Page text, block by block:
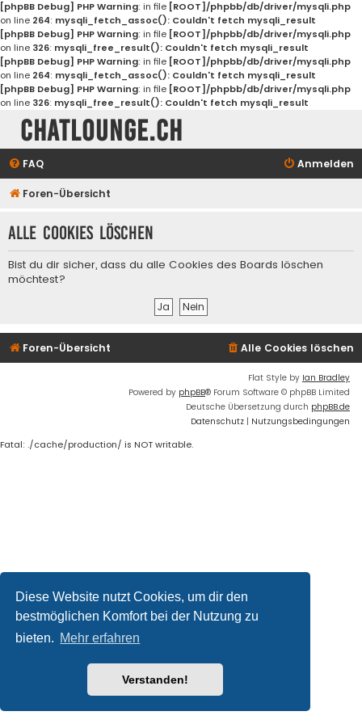
Diese Website nutzt Cookies, um dir den
bestmöglichen Komfort bei der Nutzung zu
bieten. Mehr erfahren
Verstanden!
[phpBB Debug] PHP Warning: in file [ROOT]/phpbb/db/driver/mysqli.php
on line 264: mysqli_fetch_assoc(): Couldn't fetch mysqli_result
[phpBB Debug] PHP Warning: in file [ROOT]/phpbb/db/driver/mysqli.php
on line 326: mysqli_free_result(): Couldn't fetch mysqli_result
[phpBB Debug] PHP Warning: in file [ROOT]/phpbb/db/driver/mysqli.php
on line 264: mysqli_fetch_assoc(): Couldn't fetch mysqli_result
[phpBB Debug] PHP Warning: in file [ROOT]/phpbb/db/driver/mysqli.php
on line 326: mysqli_free_result(): Couldn't fetch mysqli_result
Chatlounge.ch
FAQ Anmelden
Foren-Übersicht
Alle Cookies löschen
Bist du dir sicher, dass du alle Cookies des Boards löschen
möchtest?
Foren-Übersicht Alle Cookies löschen
Flat Style by Ian Bradley
Powered by phpBB® Forum Software © phpBB Limited
Deutsche Übersetzung durch phpBB.de
Datenschutz | Nutzungsbedingungen
Fatal: ./cache/production/ is NOT writable.